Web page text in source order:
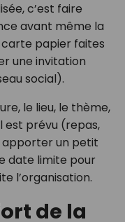
c’est faire
avant même la
carte papier faites
une invitation
social).
le lieu, le thème,
est prévu (repas,
apporter un petit
date limite pour
l’organisation.
de la